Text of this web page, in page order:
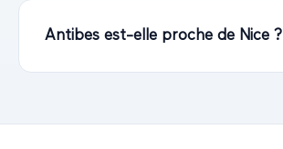
Antibes est-elle proche de Nice ?